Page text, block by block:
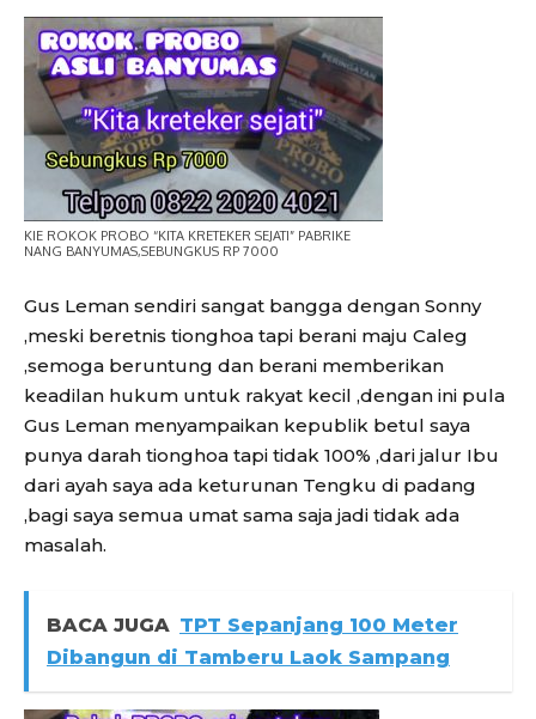
KIE ROKOK PROBO “KITA KRETEKER SEJATI” PABRIKE
NANG BANYUMAS,SEBUNGKUS RP 7000
Gus Leman sendiri sangat bangga dengan Sonny
,meski beretnis tionghoa tapi berani maju Caleg
,semoga beruntung dan berani memberikan
keadilan hukum untuk rakyat kecil ,dengan ini pula
Gus Leman menyampaikan kepublik betul saya
punya darah tionghoa tapi tidak 100% ,dari jalur Ibu
dari ayah saya ada keturunan Tengku di padang
,bagi saya semua umat sama saja jadi tidak ada
masalah.
BACA JUGA TPT Sepanjang 100 Meter
Dibangun di Tamberu Laok Sampang